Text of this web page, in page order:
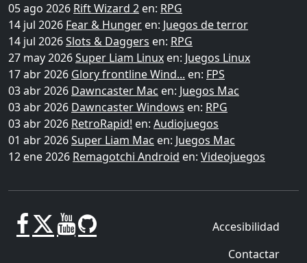
05 ago 2026 Rift Wizard 2 en: RPG
14 jul 2026 Fear & Hunger en: Juegos de terror
14 jul 2026Slots & Daggers en: RPG
27 may 2026Super Liam Linux en: Juegos Linux
17 abr 2026 Glory frontline Wind... en: FPS
03 abr 2026 Dawncaster Mac en: Juegos Mac
03 abr 2026 Dawncaster Windows en: RPG
03 abr 2026 RetroRapid! en: Audiojuegos
01 abr 2026Super Liam Mac en: Juegos Mac
12 ene 2026 Remagotchi Android en: Videojuegos
Accesibilidad
Contactar